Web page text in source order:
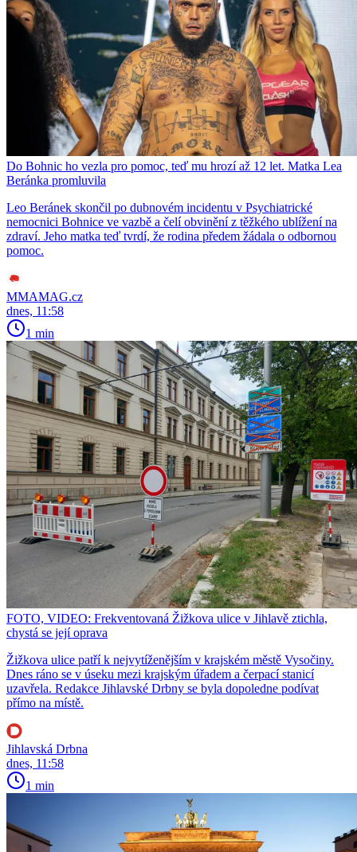
Do Bohnic ho vezla pro pomoc, teď mu hrozí až 12 let. Matka Lea
Beránka promluvila
Leo Beránek skončil po dubnovém incidentu v Psychiatrické
nemocnici Bohnice ve vazbě a čelí obvinění z těžkého ublížení na
zdraví. Jeho matka teď tvrdí, že rodina předem žádala o odbornou
pomoc.
MMAMAG.cz
dnes, 11:58
1 min
FOTO, VIDEO: Frekventovaná Žižkova ulice v Jihlavě ztichla,
chystá se její oprava
Žižkova ulice patří k nejvytíženějším v krajském městě Vysočiny.
Dnes ráno se v úseku mezi krajským úřadem a čerpací stanicí
uzavřela. Redakce Jihlavské Drbny se byla dopoledne podívat
přímo na místě.
Jihlavská Drbna
dnes, 11:58
1 min